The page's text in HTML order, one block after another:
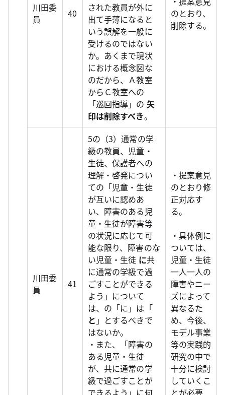
川田委
員
40
された教員が外に
出て手薄になると
いう誤解を一般に
受けるのではない
か。あくまで現状
における概念図な
のだから、Ａ教室
からＣ教室への
「巡回指導」の 矢
印は削除すべき。
のとおり、
削除する。
川田委
員
41
5の（3）通常の学
級の教員、児童・
生徒、保護者への
理解・啓発につい
ての「児童・生徒
が互いに認めあ
い、障害のある児
童・生徒が障害等
の状況に応じて可
能な限り、障害のな
い児童・生徒 に共
に通常の学級で過
ごすことができる
よう」について
は、の「に」は「
と 」とするべきで
はないか。
・また、「障害の
ある児童・生徒
が、共に通常の学
級で過ごすことが
できるよう」に何
・提案意見
のとおり修
正対応す
る。
・具体例に
ついては、
児童・生徒
一人一人の
障害やニー
ズによって
異なるた
め、今後、
モデル事業
等の実践的
研究の中で
十分に検討
していくこ
とが必要